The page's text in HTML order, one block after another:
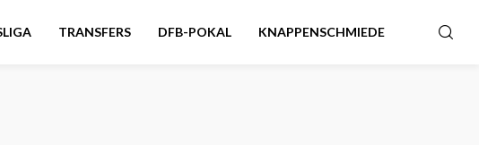
TRANSFERS DFB-POKAL KNAPPENSCHMIEDE